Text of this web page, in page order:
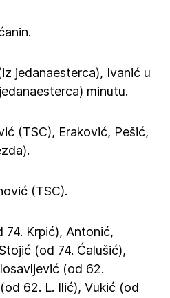
jedanaesterca), Ivanić u
minutu.
(TSC), Eraković, Pešić,
(TSC).
74. Krpić), Antonić,
(od 74. Ćalušić),
(od 62.
62. L. Ilić), Vukić (od